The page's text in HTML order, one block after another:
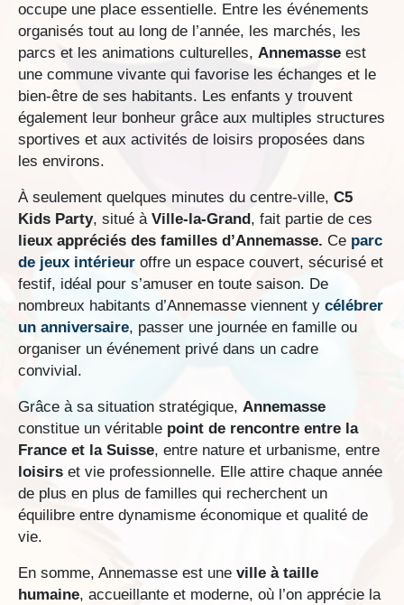
occupe une place essentielle. Entre les événements
organisés tout au long de l’année, les marchés, les
parcs et les animations culturelles, Annemasse est
une commune vivante qui favorise les échanges et le
bien-être de ses habitants. Les enfants y trouvent
également leur bonheur grâce aux multiples structures
sportives et aux activités de loisirs proposées dans
les environs.
À seulement quelques minutes du centre-ville, C5
Kids Party, situé à Ville-la-Grand, fait partie de ces
lieux appréciés des familles d’Annemasse. Ce parc
de jeux intérieur offre un espace couvert, sécurisé et
festif, idéal pour s’amuser en toute saison. De
nombreux habitants d’Annemasse viennent y célébrer
un anniversaire, passer une journée en famille ou
organiser un événement privé dans un cadre
convivial.
Grâce à sa situation stratégique, Annemasse
constitue un véritable point de rencontre entre la
France et la Suisse, entre nature et urbanisme, entre
loisirs et vie professionnelle. Elle attire chaque année
de plus en plus de familles qui recherchent un
équilibre entre dynamisme économique et qualité de
vie.
En somme, Annemasse est une ville à taille
humaine, accueillante et moderne, où l’on apprécie la